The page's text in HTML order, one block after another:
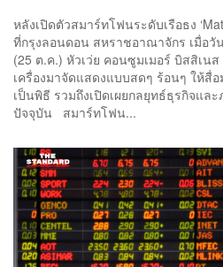
หลังเปิดตัวสมาร์ทโฟนระดับเรือธง
ที่กรุงลอนดอน สหราชอาณาจักร เมื่อ
(25 ต.ค.) หัวเว่ย คอนซูมเมอร์ บิสสิเน
เครื่องมาจัดแสดงแบบสดๆ ร้อนๆ ให้สื่
เป็นพิธี รวมถึงเปิดเผยกลยุทธ์ธุรกิจแ
ปัจจุบัน สมาร์ทโฟน...